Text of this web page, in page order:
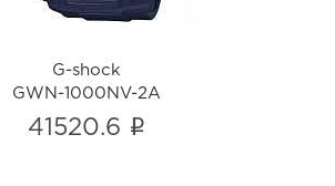
G-shock
GWN-1000NV-2A
41520.6 i